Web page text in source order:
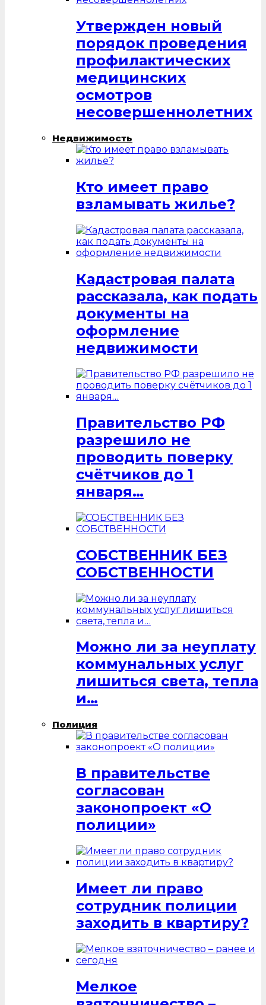
Утвержден новый
порядок проведения
профилактических
медицинских
осмотров
несовершеннолетних
Недвижимость
Кто имеет право
взламывать жилье?
Кадастровая палата
рассказала, как подать
документы на
оформление
недвижимости
Правительство РФ
разрешило не
проводить поверку
счётчиков до 1
января…
СОБСТВЕННИК БЕЗ
СОБСТВЕННОСТИ
Можно ли за неуплату
коммунальных услуг
лишиться света, тепла
и…
Полиция
В правительстве
согласован
законопроект «О
полиции»
Имеет ли право
сотрудник полиции
заходить в квартиру?
Мелкое